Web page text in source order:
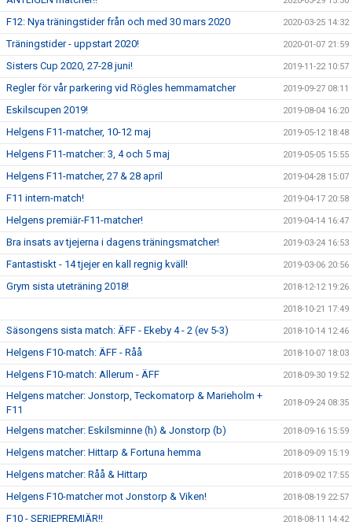
F12: Nya träningstider från och med 30 mars 2020 2020-03-25 14:32
Träningstider - uppstart 2020! 2020-01-07 21:59
Sisters Cup 2020, 27-28 juni! 2019-11-22 10:57
Regler för vår parkering vid Rögles hemmamatcher 2019-09-27 08:11
Eskilscupen 2019! 2019-08-04 16:20
Helgens F11-matcher, 10-12 maj 2019-05-12 18:48
Helgens F11-matcher: 3, 4 och 5 maj 2019-05-05 15:55
Helgens F11-matcher, 27 & 28 april 2019-04-28 15:07
F11 intern-match! 2019-04-17 20:58
Helgens premiär-F11-matcher! 2019-04-14 16:47
Bra insats av tjejerna i dagens träningsmatcher! 2019-03-24 16:53
Fantastiskt - 14 tjejer en kall regnig kväll! 2019-03-06 20:56
Grym sista uteträning 2018! 2018-12-12 19:26
2018-10-21 17:49
Säsongens sista match: ÄFF - Ekeby 4 - 2 (ev 5-3) 2018-10-14 12:46
Helgens F10-match: ÄFF - Råå 2018-10-07 18:03
Helgens F10-match: Allerum - ÄFF 2018-09-30 19:52
Helgens matcher: Jonstorp, Teckomatorp & Marieholm +
F11
2018-09-24 08:35
Helgens matcher: Eskilsminne (h) & Jonstorp (b) 2018-09-16 15:59
Helgens matcher: Hittarp & Fortuna hemma 2018-09-09 15:19
Helgens matcher: Råå & Hittarp 2018-09-02 17:55
Helgens F10-matcher mot Jonstorp & Viken! 2018-08-19 22:57
F10 - SERIEPREMIÄR!! 2018-08-11 14:42